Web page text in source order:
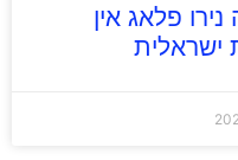
פלאג אין
ישראלית